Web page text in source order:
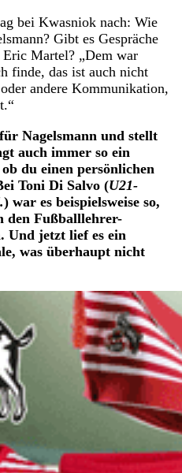
bei Kwasniok nach: Wie
Gibt es Gespräche
Eric Martel? „Dem war
finde, das ist auch nicht
andere Kommunikation,
Nagelsmann und stellt
auch immer so ein
du einen persönlichen
Toni Di Salvo (U21-
) war es beispielsweise so,
den Fußballlehrer-
Und jetzt lief es ein
was überhaupt nicht